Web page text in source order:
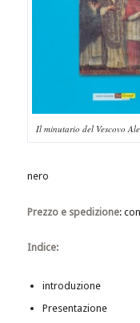
Il minutario del Vescovo
nero
Prezzo e spedizione:
Indice:
introduzione
Presentazione